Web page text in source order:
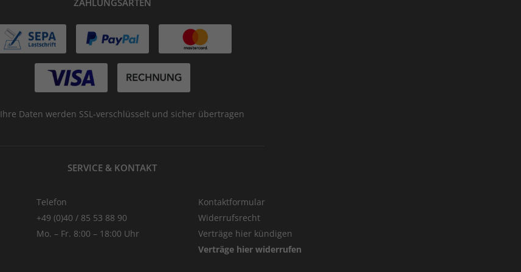
Ihre Daten werden SSL-verschlüsselt und sicher übertragen
SERVICE & KONTAKT
Telefon
+49 (0)40 / 85 53 88 90
Mo. – Fr. 8:00 – 18:00 Uhr
Kontaktformular
Widerrufsrecht
Verträge hier kündigen
Verträge hier widerrufen